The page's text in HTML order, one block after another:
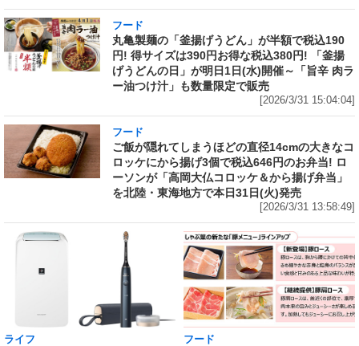
フード
丸亀製麺の「釜揚げうどん」が半額で税込190
円! 得サイズは390円お得な税込380円! 「釜揚
げうどんの日」が明日1日(水)開催～「旨辛 肉ラ
ー油つけ汁」も数量限定で販売
[2026/3/31 15:04:04]
フード
ご飯が隠れてしまうほどの直径14cmの大きなコ
ロッケにから揚げ3個で税込646円のお弁当! ロ
ーソンが「高岡大仏コロッケ＆から揚げ弁当」
を北陸・東海地方で本日31日(火)発売
[2026/3/31 13:58:49]
ライフ フード